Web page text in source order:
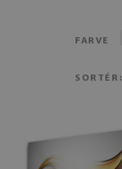
FARVE
SORTÉR: